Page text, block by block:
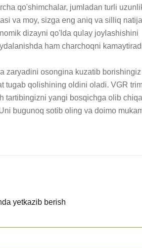
qo'shimchalar, jumladan turli
va moy, sizga eng aniq va silliq
dizayni qo'lda qulay joylashishini
ham charchoqni
zaryadini osongina kuzatib borishingiz
tugab qolishining oldini oladi. VGR
tartibingizni yangi bosqichga olib
bugunoq sotib oling va doimo
yetkazib berish